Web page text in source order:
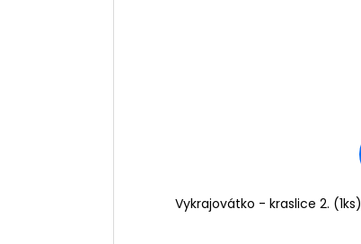
Vykrajovátko - kraslice 2. (1ks)